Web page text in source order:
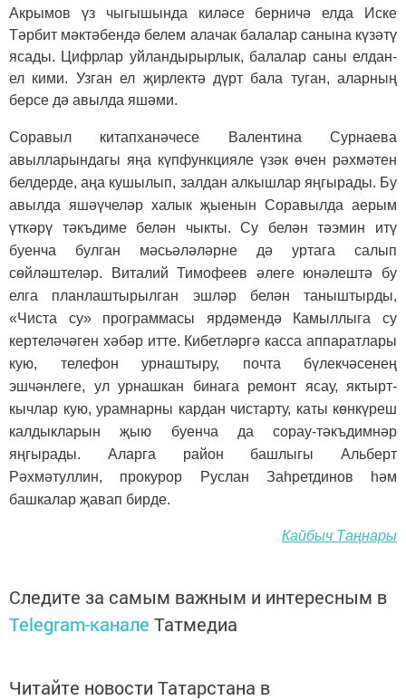
Акрымов үз чыгышында киләсе берничә елда Иске
Тәрбит мәктәбендә белем алачак балалар санына күзәтү
ясады. Цифрлар уйландырырлык, балалар саны елдан-
ел кими. Узган ел җирлектә дүрт бала туган, аларның
берсе дә авылда яшәми.
Соравыл китапханәчесе Валентина Сурнаева
авылларындагы яңа күпфункцияле үзәк өчен рәхмәтен
белдерде, аңа кушылып, залдан алкышлар яңгырады. Бу
авылда яшәүчеләр халык җыенын Соравылда аерым
үткәрү тәкъдиме белән чыкты. Су белән тәэмин итү
буенча булган мәсьәләләрне дә уртага салып
сөйләштеләр. Виталий Тимофеев әлеге юнәлештә бу
елга планлаштырылган эшләр белән таныштырды,
«Чиста су» программасы ярдәмендә Камыллыга су
кертеләчәген хәбәр итте. Кибетләргә касса аппаратлары
кую, телефон урнаш­тыру, почта бүлекчәсенең
эшчәнлеге, ул урнашкан бинага ремонт ясау, яктырт­
кычлар кую, урамнарны кардан чистарту, каты көнкүреш
калдыкларын җыю буенча да сорау-тәкъдимнәр
яңгырады. Аларга район башлыгы Альберт
Рәхмәтуллин, прокурор Руслан Заһретдинов һәм
башкалар җавап бирде.
Кайбыч Таңнары
Следите за самым важным и интересным в
Telegram-канале Татмедиа
Читайте новости Татарстана в